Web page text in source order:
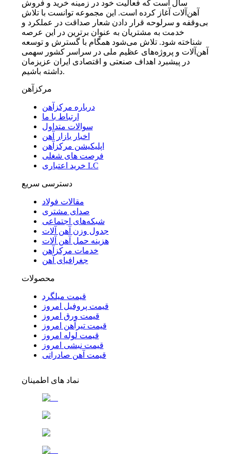
سال است که فعالیت خود در زمینه خرید و فروش
آهن‌آلات آغاز کرده است. این مجموعه توانست با تلاش
بی‌وقفه و سرلوحه قرار دادن شعار صداقت در عملکرد و
خدمت به مشتریان به عنوان برترین در این عرصه
شناخته شود. تلاش می‌شود همگام با گسترش و توسعه
آهن‌آلات و پروژه‌های عظیم ملی در سراسر کشور سهمی
در پیشبرد اهداف صنعتی و اقتصادی ایران عزیزمان
داشته باشیم.
مرکزآهن
درباره مرکزآهن
ارتباط با ما
سوالات متداول
اخبار بازار آهن
اپلیکیشن مرکزآهن
فرصت های شغلی
خرید اعتباری LC
دسترسی سریع
مقالات فولاد
صدای مشتری
شبکه‌های اجتماعی
جدول وزن آهن آلات
هزینه حمل آهن آلات
خدمات مرکزآهن
جغرافیای آهن
محصولات
قیمت میلگرد
قیمت پروفیل امروز
قیمت ورق امروز
قیمت تیرآهن امروز
قیمت لوله امروز
قیمت نبشی امروز
قیمت آهن صادراتی
نماد های اطمینان